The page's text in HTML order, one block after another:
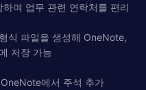
여 업무 관련 연락처를 편리
식 파일을 생성해 OneNote,
저장 가능
에서 주석 추가